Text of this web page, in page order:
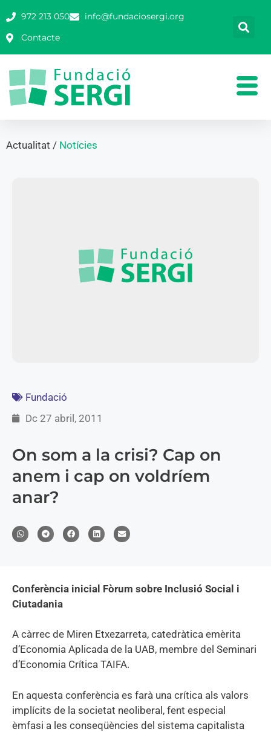
972 213 050
info@fundaciosergi.org
Contacte
Actualitat / Notícies
Fundació
Dc 27 abril, 2011
On som a la crisi? Cap on
anem i cap on voldríem
anar?
Conferència inicial Fòrum sobre Inclusió Social i
Ciutadania
A càrrec de Miren Etxezarreta, catedràtica emèrita
d’Economia Aplicada de la UAB, membre del Seminari
d’Economia Crítica TAIFA.
En aquesta conferència es farà una crítica als valors
implícits de la societat neoliberal, fent especial
èmfasi a les conseqüències del sistema capitalista